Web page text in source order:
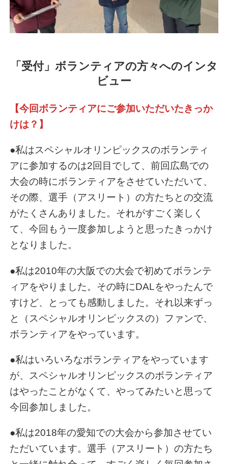
「受付」ボランティアの方々へのインタ
ビュー
【今回ボランティアにご参加いただいたきっか
けは？ 】
●私はスペシャルオリンピックスのボランティ
アに参加するのは2回目でして、前回広島での
大会の時にボランティアをさせていただいて、
その際、選手（アスリート）の方たちとの交流
がたくさんありました。それがすごく楽しく
て、今回もう一度参加しようと思ったきっかけ
となりました。
●私は2010年の大阪での大会で初めてボランテ
ィアをやりました。その時にDALをやったんで
すけど、とっても感動しました。それ以来ずっ
と（スペシャルオリンピックスの）ファンで、
ボランティアをやっています。
●私はいろいろなボランティアをやっています
が、スペシャルオリンピックスのボランティア
はやったことがなくて、やってみたいと思って
今回参加しました。
●私は2018年の愛知での大会から参加させてい
ただいています。選手（アスリート）の方たち